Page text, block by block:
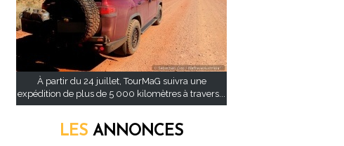
À partir du 24 juillet, TourMaG suivra une
expédition de plus de 5 000 kilomètres à travers...
LES ANNONCES